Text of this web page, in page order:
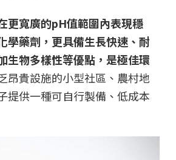
更寬廣的pH值範圍內表現穩
學藥劑，更具備生長快速、耐
生物多樣性等優點，是極佳環
昂貴設施的小型社區、農村地
提供一種可自行製備、低成本